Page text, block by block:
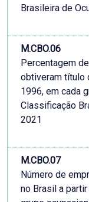
Brasileira de
M.CBO.06
Percentagem
obtiveram título
1996, em cada
Classificação
2021
M.CBO.07
Número de
no Brasil a